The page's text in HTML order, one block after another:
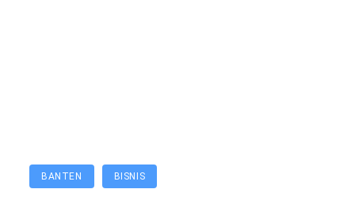
BANTEN BISNIS